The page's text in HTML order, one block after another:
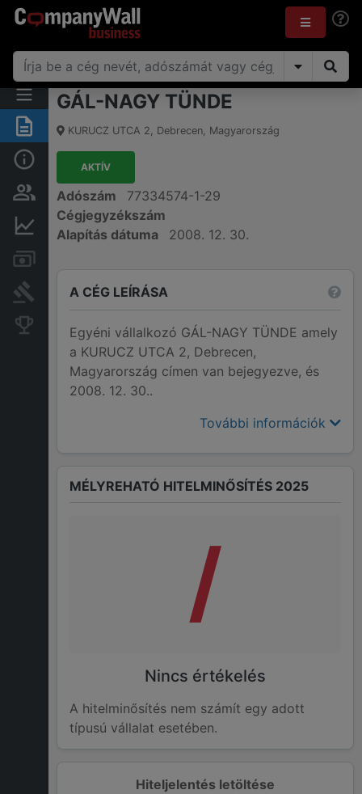
Összegzés
Alap információk
Személyek és tulajdonjog
Pénzügyi információk
Bírósági eljárások
Konkurens cégek
GÁL-NAGY TÜNDE
KURUCZ UTCA 2, Debrecen, Magyarország
AKTÍV
Adószám
77334574-1-29
Cégjegyzékszám
Alapítás dátuma
2008. 12. 30.
A CÉG LEÍRÁSA
Egyéni vállalkozó GÁL-NAGY TÜNDE amely
a KURUCZ UTCA 2, Debrecen,
Magyarország címen van bejegyezve, és
2008. 12. 30..
További információk
Hiteljelentés letöltése
MÉLYREHATÓ HITELMINŐSÍTÉS 2025
/
Nincs értékelés
A hitelminősítés nem számít egy adott
típusú vállalat esetében.